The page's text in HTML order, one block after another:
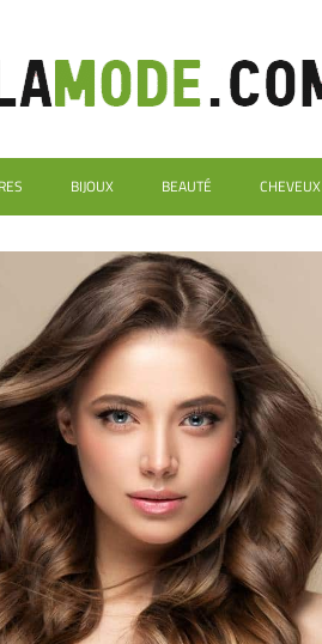
BIJOUX BEAUTÉ CHEVEUX